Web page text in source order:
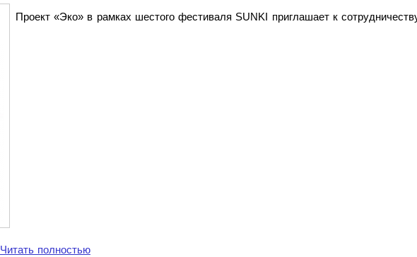
Проект «Эко» в рамках шестого фестиваля SUNKI приглашает к
Читать полностью